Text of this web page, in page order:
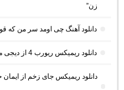
زن”
دانلود آهنگ چی اومد سر من که
دانلود ریمیکس ریورب 4 از دیجی معین و میشاموزیکز “طولانی احساسی”
دانلود ریمیکس جای زخم از